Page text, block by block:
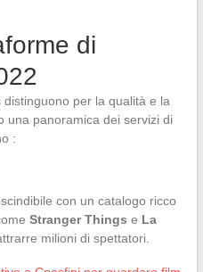
di
per la qualità e la
una panoramica dei servizi di
:
con un catalogo ricco
Stranger Things e La
milioni di spettatori.